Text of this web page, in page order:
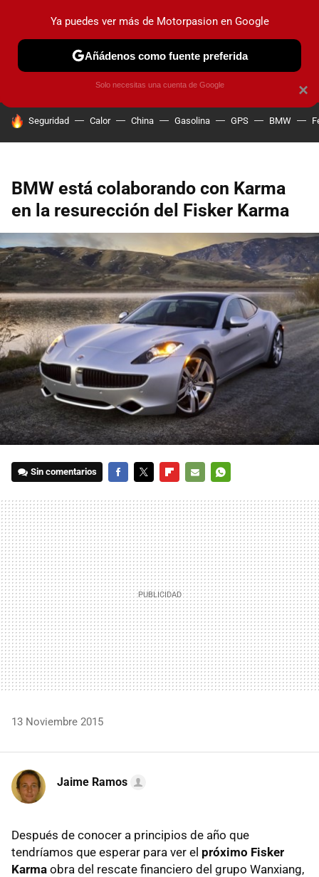
PRUEBAS COCHES ELÉCTRICOS OBSERVATORIO
HOY SE HABLA DE
Seguridad Calor China Gasolina GPS BMW
BMW está colaborando con Karma
en la resurección del Fisker Karma
Sin comentarios
MAIL
13 Noviembre 2015
Jaime Ramos
Después de conocer a principios de año que
tendríamos que esperar para ver el próximo Fisker
Karma obra del rescate financiero del grupo Wanxiang,
×
Ya puedes ver más de Motorpasion en Google
Añádenos como fuente preferida
Solo necesitas una cuenta de Google